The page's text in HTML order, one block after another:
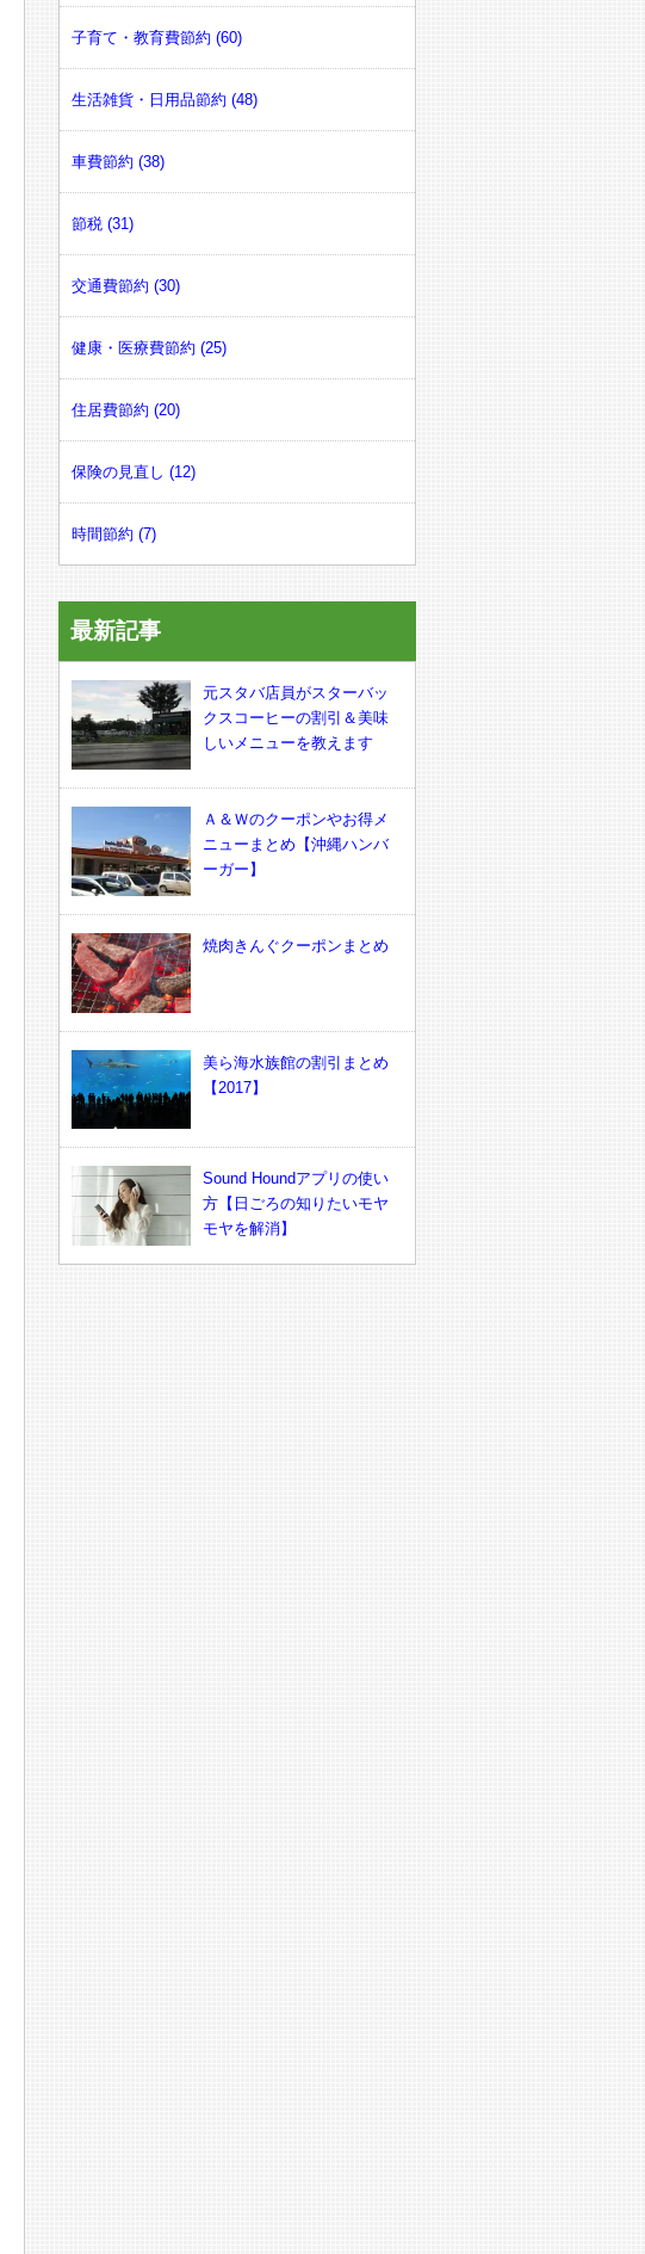
子育て・教育費節約 (60)
生活雑貨・日用品節約 (48)
車費節約 (38)
節税 (31)
交通費節約 (30)
健康・医療費節約 (25)
住居費節約 (20)
保険の見直し (12)
時間節約 (7)
最新記事
元スタバ店員がスターバッ
クスコーヒーの割引＆美味
しいメニューを教えます
Ａ＆Ｗのクーポンやお得メ
ニューまとめ【沖縄ハンバ
ーガー】
焼肉きんぐクーポンまとめ
美ら海水族館の割引まとめ
【2017】
Sound Houndアプリの使い
方【日ごろの知りたいモヤ
モヤを解消】